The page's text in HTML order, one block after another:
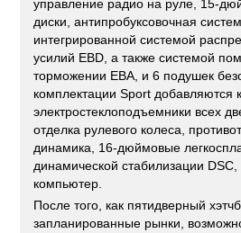
управление радио на руле, 15-
диски, антипробуксовочная
интегрированной системой
усилий EBD, а также системой
торможении EBA, и 6 подушек
комплектации Sport добавляются
электростеклоподъемники всех
отделка рулевого колеса,
динамика, 16-дюймовые
динамической стабилизации DSC,
компьютер.
После того, как пятидверный
запланированные рынки,